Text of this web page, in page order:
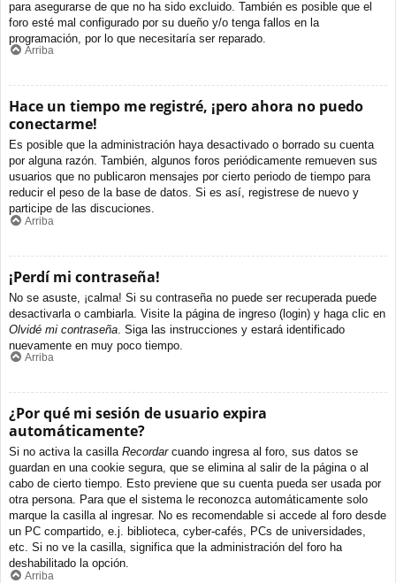
para asegurarse de que no ha sido excluido. También es posible que el
foro esté mal configurado por su dueño y/o tenga fallos en la
programación, por lo que necesitaría ser reparado.
Arriba
Hace un tiempo me registré, ¡pero ahora no puedo
conectarme!
Es posible que la administración haya desactivado o borrado su cuenta
por alguna razón. También, algunos foros periódicamente remueven sus
usuarios que no publicaron mensajes por cierto periodo de tiempo para
reducir el peso de la base de datos. Si es así, registrese de nuevo y
participe de las discuciones.
Arriba
¡Perdí mi contraseña!
No se asuste, ¡calma! Si su contraseña no puede ser recuperada puede
desactivarla o cambiarla. Visite la página de ingreso (login) y haga clic en
Olvidé mi contraseña . Siga las instrucciones y estará identificado
nuevamente en muy poco tiempo.
Arriba
¿Por qué mi sesión de usuario expira
automáticamente?
Si no activa la casilla Recordarcuando ingresa al foro, sus datos se
guardan en una cookie segura, que se elimina al salir de la página o al
cabo de cierto tiempo. Esto previene que su cuenta pueda ser usada por
otra persona. Para que el sistema le reconozca automáticamente solo
marque la casilla al ingresar. No es recomendable si accede al foro desde
un PC compartido, e.j. biblioteca, cyber-cafés, PCs de universidades,
etc. Si no ve la casilla, significa que la administración del foro ha
deshabilitado la opción.
Arriba